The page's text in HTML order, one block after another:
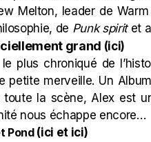
Melton, leader de
de Punk spirit et
grand (ici)
plus chroniqué de
petite merveille. Un
toute la scène, Alex est
nous échappe encore…
Pond(ici et ici)